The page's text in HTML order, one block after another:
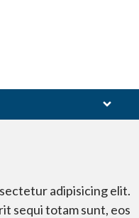
adipisicing elit.
sequi totam sunt, eos